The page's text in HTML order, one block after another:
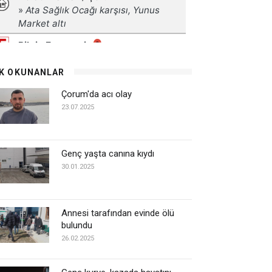
OKUNANLAR
Çorum'da acı olay
23.07.2025
Genç yaşta canına kıydı
30.01.2025
Annesi tarafından evinde ölü
bulundu
26.02.2025